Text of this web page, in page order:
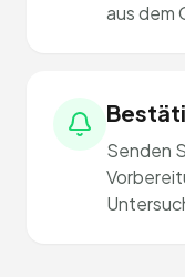
aus dem
Senden